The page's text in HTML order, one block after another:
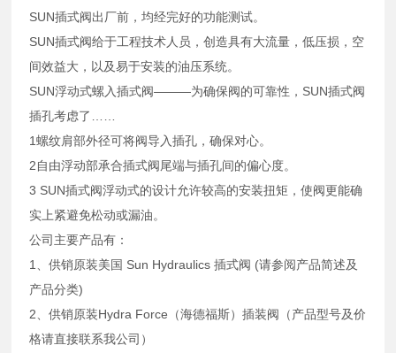
SUN插式阀出厂前，均经完好的功能测试。
SUN插式阀给于工程技术人员，创造具有大流量，低压损，空
间效益大，以及易于安装的油压系统。
SUN浮动式螺入插式阀———为确保阀的可靠性，SUN插式阀
插孔考虑了……
1螺纹肩部外径可将阀导入插孔，确保对心。
2自由浮动部承合插式阀尾端与插孔间的偏心度。
3 SUN插式阀浮动式的设计允许较高的安装扭矩，使阀更能确
实上紧避免松动或漏油。
公司主要产品有：
1、供销原装美国 Sun Hydraulics 插式阀 (请参阅产品简述及
产品分类)
2、供销原装Hydra Force（海德福斯）插装阀（产品型号及价
格请直接联系我公司）